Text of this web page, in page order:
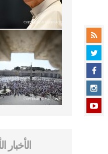
الأخبار